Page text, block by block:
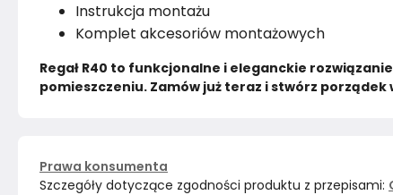
Instrukcja montażu
Komplet akcesoriów montażowych
Regał R40 to funkcjonalne i eleganckie
pomieszczeniu. Zamów już teraz i stwórz porządek
Prawa konsumenta
Szczegóły dotyczące zgodności produktu z przepisami: